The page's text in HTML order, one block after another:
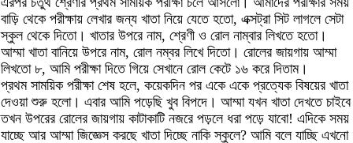
বাড়ি থেকে পরীক্ষায় লেখার জন্য খাতা নিয়ে যেতে হতো, এক্সট্রা সিট লাগলে সেটা
স্কুল থেকে দিতো। খাতার উপরে নাম, শ্রেণী ও রোল নাম্বার লিখতে হতো।
আম্মা খাতা বানিয়ে উপরে নাম, রোল নম্বর লিখে দিতো। রোলের জায়গায় আম্মা
লিখতো ৮, আমি পরীক্ষা দিতে গিয়ে সেখানে রোল কেটে ১৬ করে দিতাম।
প্রথম সাময়িক পরীক্ষা শেষ হলে, কয়েকদিন পর একে একে প্রত্যেক বিষয়ের খাতা
দেওয়া শুরু হলো। এবার আমি পড়েছি খুব বিপদে। আম্মা যখন খাতা দেখতে চাইবে
তখন উপরের রোলের জায়গায় কাটাকাটি নজরে পড়লে ধরা পড়ে যাবো! এদিকে সময়
যাচ্ছে আর আম্মা জিজ্ঞেস করছে খাতা দিচ্ছে নাকি স্কুলে? আমি বলে যাচ্ছি এখনো